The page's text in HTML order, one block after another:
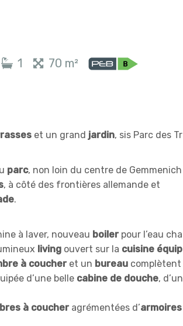
1 70 m²
et un grand jardin, sis Parc des
parc, non loin du centre de
, à côté des frontières allemande et
.
à laver, nouveau boilerpour l’eau
living ouvert sur la cuisine
à coucheret un bureau
d’une belle cabine de douche, d’un
à coucheragrémentées d’armoires